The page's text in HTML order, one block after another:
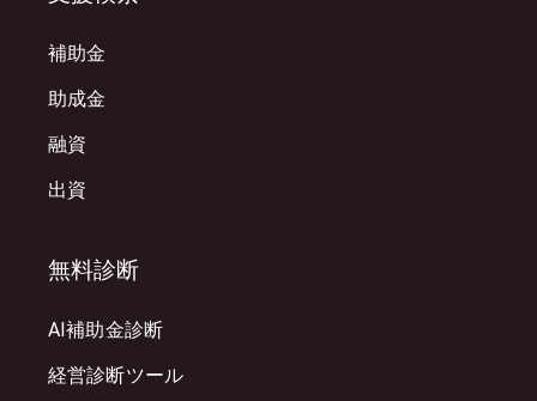
補助金
助成金
融資
出資
無料診断
AI補助金診断
経営診断ツール